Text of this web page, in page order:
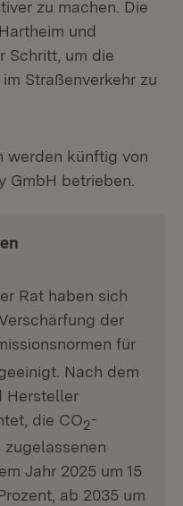
zu machen. Die
und
Schritt, um die
Straßenverkehr zu
werden künftig von
GmbH betrieben.
Rat haben sich
der
für
Nach dem
Hersteller
die CO2-
zugelassenen
Jahr 2025 um 15
ab 2035 um